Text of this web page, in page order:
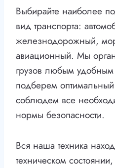
Выбирайте наиболее
вид транспорта:
железнодорожный,
авиационный. Мы
грузов любым
подберем
соблюдем все
нормы безопасности.
Вся наша техника
техническом состоянии,